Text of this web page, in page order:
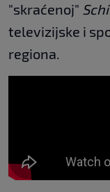
"skraćenoj"
televizijske i
regiona.